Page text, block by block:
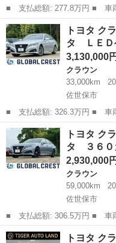
■ 支払総額: 277.8万円 ■ 車両本体価格： 2,640,000 円 ■ メーカ
ー名： トヨタ ■ 車種名：
名： Ｓ シートヒータ ＬＥ
カメ フル...
長崎 佐世保市 クラウン
トヨタ ク
タ ＬＥＤ
3,130,000円
クラウン
33,000km
佐世保市
■ 支払総額: 326.3万円 ■ 車両本体価格： 3,130,000 円 ■ メーカ
ー名： トヨタ ■ 車種名：
名： Ｓ シートヒータ Ｌ
カメ フル...
長崎 佐世保市 クラウン
トヨタ ク
タ ３６
2,930,000円
クラウン
59,000km
佐世保市
■ 支払総額: 306.5万円 ■ 車両本体価格： 2,930,000 円 ■ メーカ
ー名： トヨタ ■ 車種名：
名： Ｇ シートヒータ ３
長崎 佐世保市 クラウン
トヨタ ク